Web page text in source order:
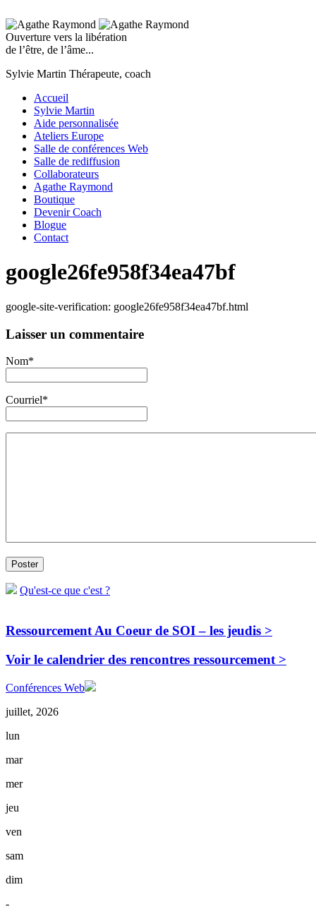
Ouverture vers la libération
de l’être, de l’âme...
Sylvie Martin Thérapeute, coach
Accueil
Sylvie Martin
Aide personnalisée
Ateliers Europe
Salle de conférences Web
Salle de rediffusion
Collaborateurs
Agathe Raymond
Boutique
Devenir Coach
Blogue
Contact
google26fe958f34ea47bf
google-site-verification: google26fe958f34ea47bf.html
Laisser un commentaire
Nom*
Courriel*
Qu'est-ce que c'est ?
Ressourcement Au Coeur de SOI – les jeudis >
Voir le calendrier des rencontres ressourcement >
Conférences Web
juillet, 2026
lun
mar
mer
jeu
ven
sam
dim
-